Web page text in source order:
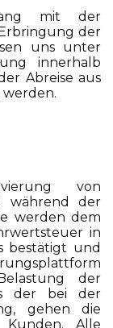
mit der
der
uns unter
innerhalb
Abreise aus
von
während der
werden dem
in
bestätigt und
der
der bei der
gehen die
Alle